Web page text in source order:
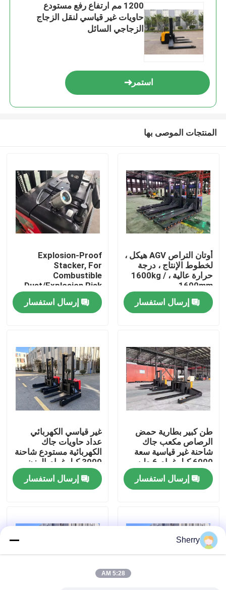
بيت
أشرطة فيديو
معلومات عنا
رقابة جودة
اتصل بنا
مدونة
1200 مم ارتفاع رفع مستودع
حاويات غير قياسي لنقل الزجاج
الزجاجي السائل
استمر
المنتجات الموصى بها
أوتان التراص AGV هيكل ،
لخطوط الإنتاج ، درجة
حرارة عالية ، 1600kg /
1600mm
إرسال استفسار
Explosion-Proof
Stacker, For
Combustible
Dust/Explosion Risk
Environment
إرسال استفسار
طن كبير بطارية حمض
الرصاص مكعب جاك
شاحنة غير قياسية سعة
6000 كيلوغرام 6 طن
نشاط سلسلة تشكيل
الشوكةإرسال استفسار
غير قياسي الكهربائي
عداد حاويات جاك
الكهربائية مستودع شاحنة
3000 كيلوغرام الوزن
القياسي للحمل
إرسال استفسار
Sherry
5:28 AM